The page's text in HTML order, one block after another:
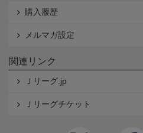
購入履歴
メルマガ設定
関連リンク
Ｊリーグ.jp
Ｊリーグチケット